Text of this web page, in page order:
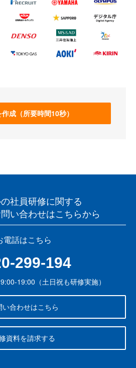
成（所要時間10秒）
社員研修に関する
い合わせはこちらから
電話はこちら
299-194
19:00（土日祝も研修実施）
い合わせはこちら
資料を請求する